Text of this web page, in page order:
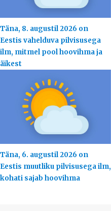
Täna, 8. augustil 2026 on
Eestis vahelduva pilvisusega
ilm, mitmel pool hoovihma ja
äikest
Täna, 6. augustil 2026 on
Eestis muutliku pilvisusega ilm,
kohati sajab hoovihma